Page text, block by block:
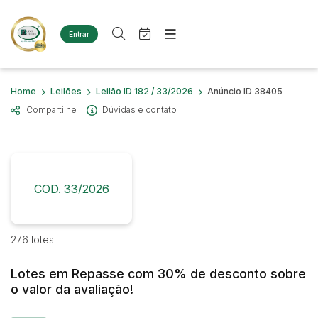
Entrar
Criar conta Entrar
Site
Agenda
Quem Somos
Diversos
Imóveis
Terreno
Sucata Ferrosa
Veículos
Busca por palavra-chave
Bairro
Judiciais Extrajudiciais
Faixa de valor
Quem Somos
Home Leilões Leilão ID 182 / 33/2026
Anúncio ID 38405
Compartilhe
Dúvidas e contato
COD. 33/2026
276 lotes
Lotes em Repasse com 30% de desconto sobre
o valor da avaliação!